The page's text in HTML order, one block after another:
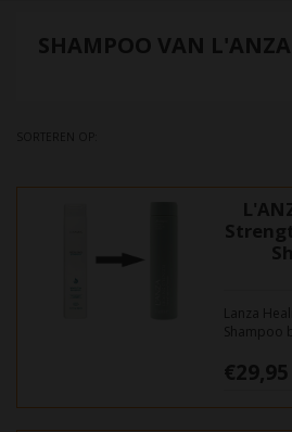
SHAMPOO VAN L'ANZA
Lanza
Shampoo
oxidanten
weer
€29,95